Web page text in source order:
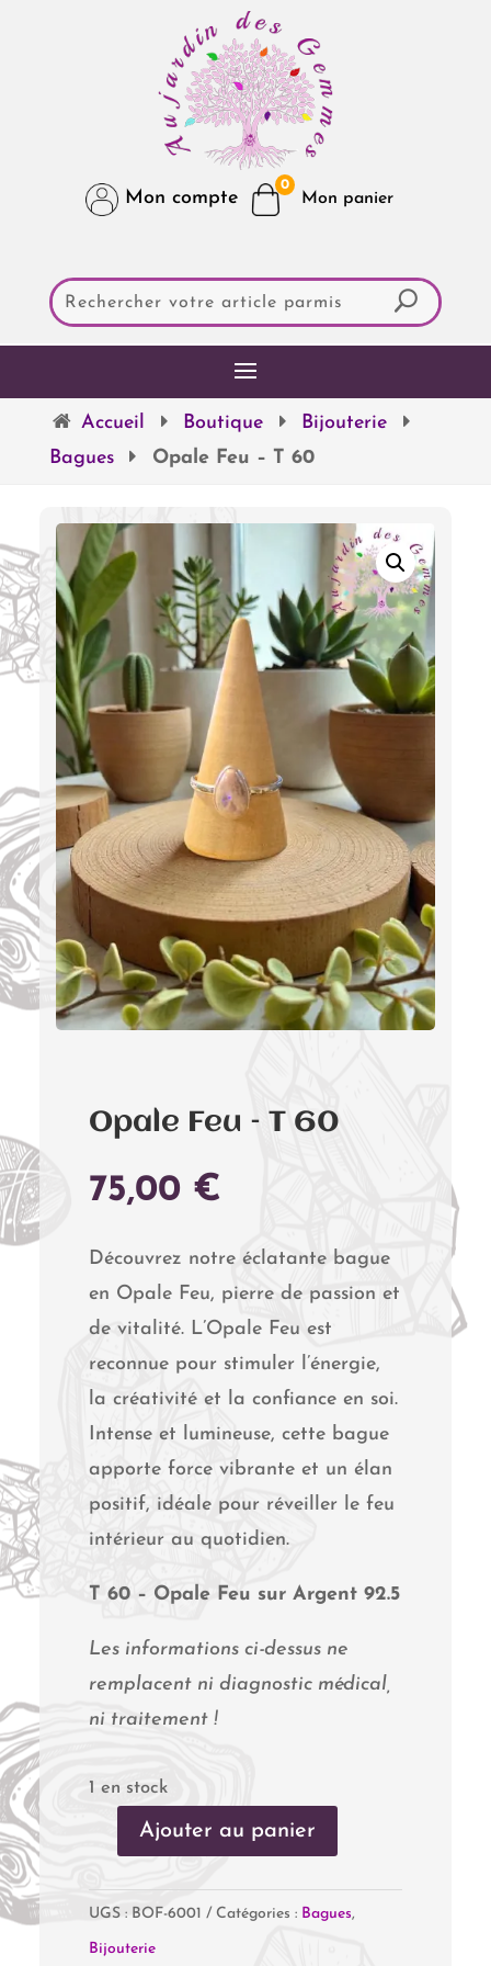
Mon compte
0
Accueil Boutique
Bijouterie
Bagues
Opale Feu – T 60
Opale Feu – T 60
75,00 €
Découvrez notre éclatante bague
en Opale Feu, pierre de passion et
de vitalité. L’Opale Feu est
reconnue pour stimuler l’énergie,
la créativité et la confiance en soi.
Intense et lumineuse, cette bague
apporte force vibrante et un élan
positif, idéale pour réveiller le feu
intérieur au quotidien.
T 60 – Opale Feu sur Argent 92.5
Les informations ci-dessus ne
remplacent ni diagnostic médical,
ni traitement !
1 en stock
quantité
Opale
Feu
Ajouter au panier
UGS : BOF-6001 Catégories : Bagues,
Bijouterie